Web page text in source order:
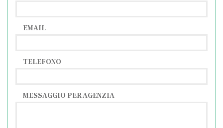
EMAIL
TELEFONO
MESSAGGIO PER AGENZIA